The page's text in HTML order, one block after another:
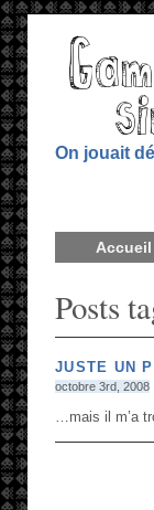
On jouait
Accueil
Posts
JUSTE UN
octobre 3rd, 2008
…mais il m’a